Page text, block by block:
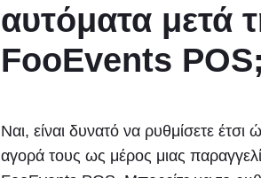
αυτόματα μετά
FooEvents POS;
Ναι, είναι δυνατό να ρυθμίσετε έτσι
αγορά τους ως μέρος μιας